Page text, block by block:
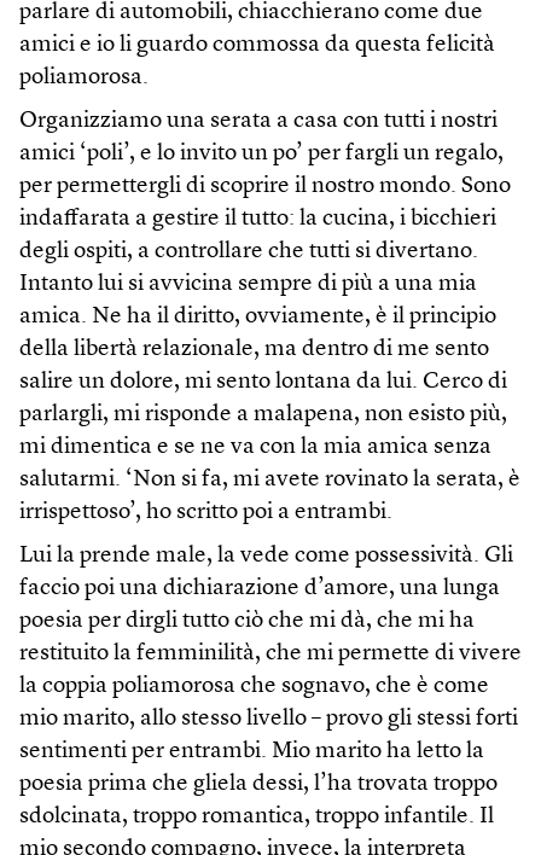
parlare di automobili, chiacchierano come due
amici e io li guardo commossa da questa felicità
poliamorosa.
Organizziamo una serata a casa con tutti i nostri
amici ‘poli’, e lo invito un po’ per fargli un regalo,
per permettergli di scoprire il nostro mondo. Sono
indaffarata a gestire il tutto: la cucina, i bicchieri
degli ospiti, a controllare che tutti si divertano.
Intanto lui si avvicina sempre di più a una mia
amica. Ne ha il diritto, ovviamente, è il principio
della libertà relazionale, ma dentro di me sento
salire un dolore, mi sento lontana da lui. Cerco di
parlargli, mi risponde a malapena, non esisto più,
mi dimentica e se ne va con la mia amica senza
salutarmi. ‘Non si fa, mi avete rovinato la serata, è
irrispettoso’, ho scritto poi a entrambi.
Lui la prende male, la vede come possessività. Gli
faccio poi una dichiarazione d’amore, una lunga
poesia per dirgli tutto ciò che mi dà, che mi ha
restituito la femminilità, che mi permette di vivere
la coppia poliamorosa che sognavo, che è come
mio marito, allo stesso livello – provo gli stessi forti
sentimenti per entrambi. Mio marito ha letto la
poesia prima che gliela dessi, l’ha trovata troppo
sdolcinata, troppo romantica, troppo infantile. Il
mio secondo compagno, invece, la interpreta